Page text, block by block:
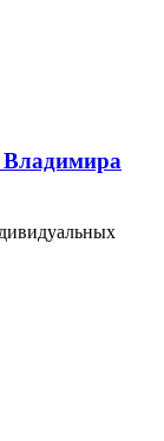
Владимира